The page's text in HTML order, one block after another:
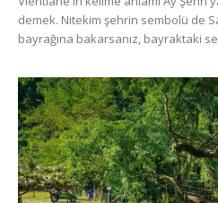
demek. Nitekim şehrin sembolü de
bayrağına bakarsanız, bayraktaki